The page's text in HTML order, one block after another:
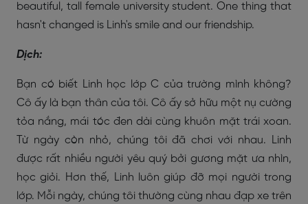
beautiful, tall female university student. One thing that
hasn't changed is Linh's smile and our friendship.
Dịch:
Bạn có biết Linh học lớp C của trường mình không?
Cô ấy là bạn thân của tôi. Cô ấy sở hữu một nụ cường
tỏa nắng, mái tóc đen dài cùng khuôn mặt trái xoan.
Từ ngày còn nhỏ, chúng tôi đã chơi với nhau. Linh
được rất nhiều người yêu quý bởi gương mặt ưa nhìn,
học giỏi. Hơn thế, Linh luôn giúp đỡ mọi người trong
lớp. Mỗi ngày, chúng tôi thường cùng nhau đạp xe trên